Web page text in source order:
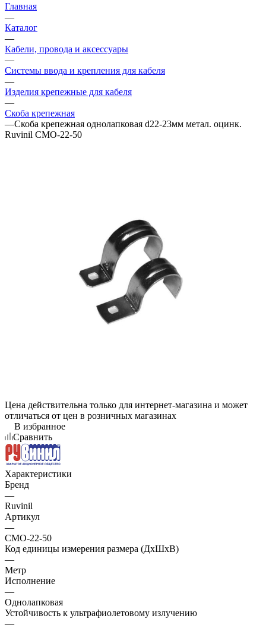
Главная
—
Каталог
—
Кабели, провода и аксессуары
—
Системы ввода и крепления для кабеля
—
Изделия крепежные для кабеля
—
Скоба крепежная
—Скоба крепежная однолапковая d22-23мм метал. оцинк.
Ruvinil СМО-22-50
Цена действительна только для интернет-магазина и может
отличаться от цен в розничных магазинах
В избранное
Сравнить
Характеристики
Бренд
—
Ruvinil
Артикул
—
СМО-22-50
Код единицы измерения размера (ДхШхВ)
—
Метр
Исполнение
—
Однолапковая
Устойчивость к ультрафиолетовому излучению
—